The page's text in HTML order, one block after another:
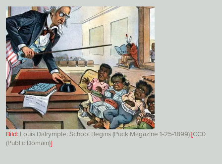
Bild: Louis Dalrymple: School Begins (Puck Magazine 1-25-1899)[CC0
(Public Domain)]